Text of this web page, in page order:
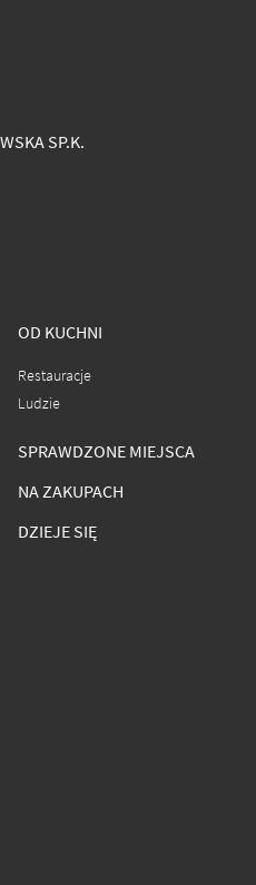
SP.K.
OD KUCHNI
Restauracje
Ludzie
SPRAWDZONE MIEJSCA
NA ZAKUPACH
DZIEJE SIĘ